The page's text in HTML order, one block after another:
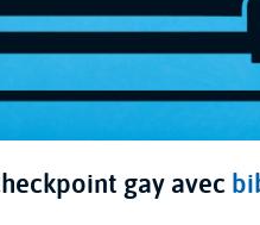
gay avec